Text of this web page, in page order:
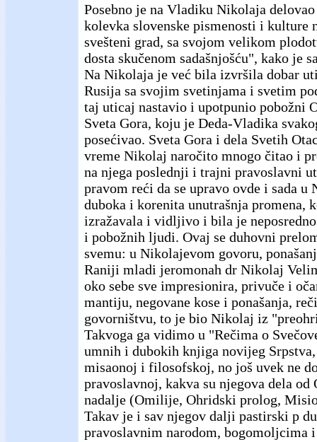
Posebno je na Vladiku Nikolaja
kolevka slovenske pismenosti i kulture
svešteni grad, sa svojom velikom
dosta skučenom sadašnjošću", kako je
Na Nikolaja je već bila izvršila dobar
Rusija sa svojim svetinjama i svetim
taj uticaj nastavio i upotpunio pobožni
Sveta Gora, koju je Deda-Vladika
posećivao. Sveta Gora i dela Svetih
vreme Nikolaj naročito mnogo čitao i
na njega poslednji i trajni pravoslavni
pravom reći da se upravo ovde i sada u
duboka i korenita unutrašnja promena,
izražavala i vidljivo i bila je neposredno
i pobožnih ljudi. Ovaj se duhovni
svemu: u Nikolajevom govoru,
Raniji mladi jeromonah dr Nikolaj
oko sebe sve impresionira, privuče i
mantiju, negovane kose i ponašanja,
govorništvu, to je bio Nikolaj iz
Takvoga ga vidimo u "Rečima o
umnih i dubokih knjiga novijeg
misaonoj i filosofskoj, no još uvek ne
pravoslavnoj, kakva su njegova dela od
nadalje (Omilije, Ohridski prolog,
Takav je i sav njegov dalji pastirski p
pravoslavnim narodom, bogomoljcima